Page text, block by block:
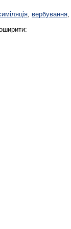
, вербування,